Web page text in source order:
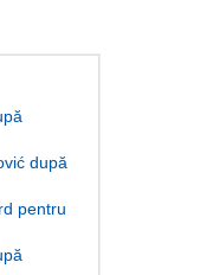
după
pentru